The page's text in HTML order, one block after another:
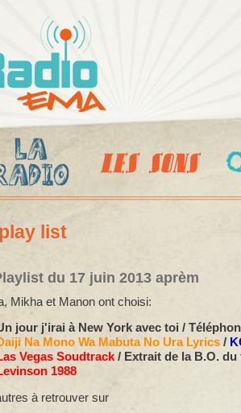
list
du 17 juin 2013 aprèm
Mikha et Manon ont choisi:
jour j'irai à New York avec toi /
Na Mono Wa Mabuta No Ura Lyrics /
Vegas Soudtrack / Extrait de la B.O.
1988
à retrouver sur